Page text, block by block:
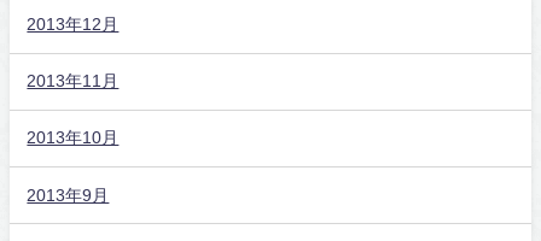
2013年12月
2013年11月
2013年10月
2013年9月